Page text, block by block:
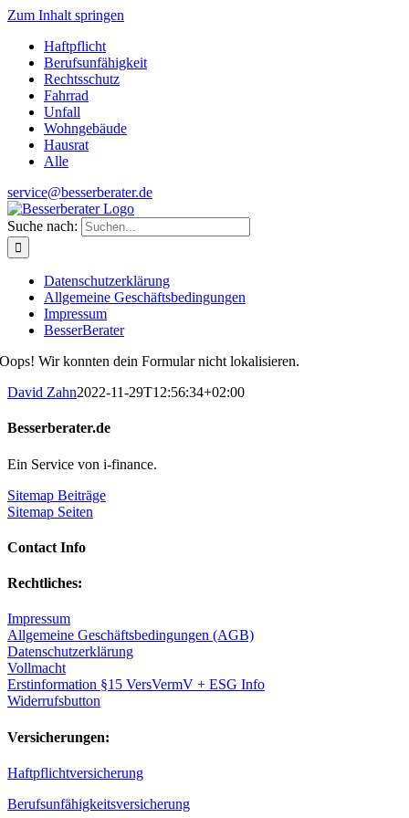
Zum Inhalt springen
Haftpflicht
Berufsunfähigkeit
Rechtsschutz
Fahrrad
Unfall
Wohngebäude
Hausrat
Alle
service@besserberater.de
Suche nach:
Datenschutzerklärung
Allgemeine Geschäftsbedingungen
Impressum
BesserBerater
Oops! Wir konnten dein Formular nicht lokalisieren.
David Zahn2022-11-29T12:56:34+02:00
Besserberater.de
Ein Service von i-finance.
Sitemap Beiträge
Sitemap Seiten
Contact Info
Rechtliches:
Impressum
Allgemeine Geschäftsbedingungen (AGB)
Datenschutzerklärung
Vollmacht
Erstinformation §15 VersVermV + ESG Info
Widerrufsbutton
Versicherungen:
Haftpflichtversicherung
Berufsunfähigkeitsversicherung